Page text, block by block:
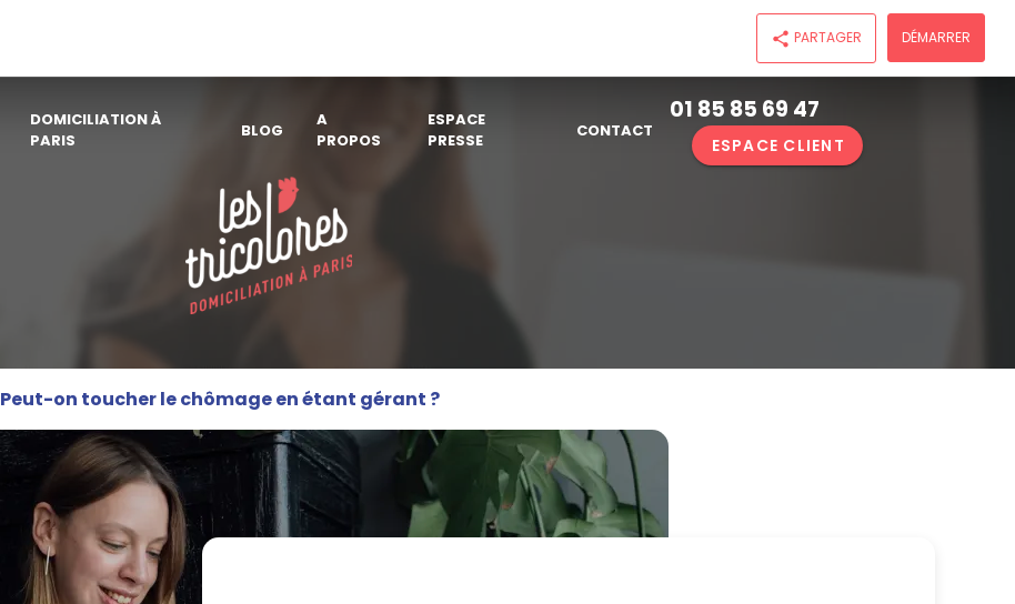
DOMICILIATION À
PARIS
BLOG
A
PROPOS
ESPACE
PRESSE
CONTACT
01 85 85 69 47
ESPACE CLIENT
share PARTAGER DÉMARRER
Peut-on toucher le chômage en étant gérant ?